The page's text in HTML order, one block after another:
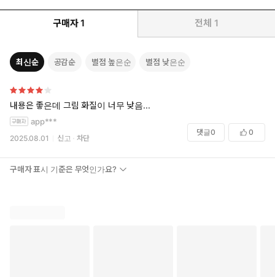
구매자 1 전체 1
최신순 공감순 별점 높은순 별점 낮은순
내용은 좋은데 그림 화질이 너무 낮음...
app***
2025.08.01 신고 차단
댓글0 0
구매자 표시 기준은 무엇인가요?